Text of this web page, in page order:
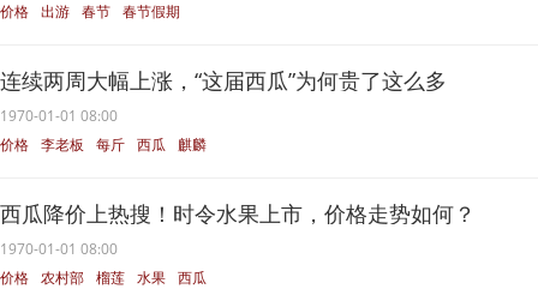
价格 出游 春节 春节假期
连续两周大幅上涨，“这届西瓜”为何贵了这么多
1970-01-01 08:00
价格 李老板 每斤 西瓜 麒麟
西瓜降价上热搜！时令水果上市，价格走势如何？
1970-01-01 08:00
价格 农村部 榴莲 水果 西瓜